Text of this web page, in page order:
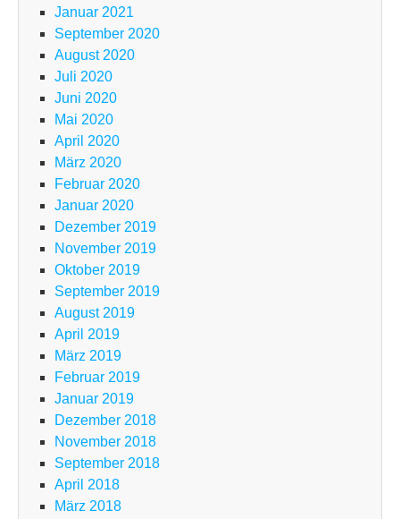
Januar 2021
September 2020
August 2020
Juli 2020
Juni 2020
Mai 2020
April 2020
März 2020
Februar 2020
Januar 2020
Dezember 2019
November 2019
Oktober 2019
September 2019
August 2019
April 2019
März 2019
Februar 2019
Januar 2019
Dezember 2018
November 2018
September 2018
April 2018
März 2018